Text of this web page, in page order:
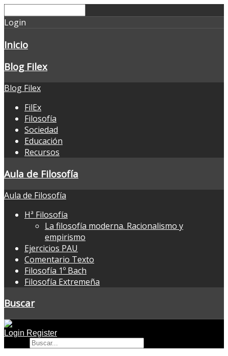
Login
Inicio
Blog Filex
Blog Filex
FilEx
Filosofía
Sociedad
Educación
Recursos
Aula de Filosofía
Aula de Filosofía
Hª Filosofía
La filosofía moderna. Racionalismo y
empirismo
Ejercicios PAU
Comentario Texto
Filosofía 1º Bach
Filosofía Extremeña
Buscar
Login Register